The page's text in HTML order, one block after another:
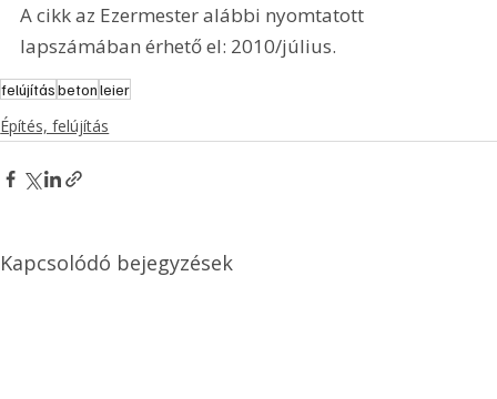
A cikk az Ezermester alábbi nyomtatott
lapszámában érhető el: 2010/július.
felújításbetonleier
Építés, felújítás
Kapcsolódó bejegyzések